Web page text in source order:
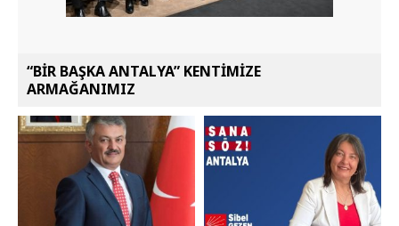
“BİR BAŞKA ANTALYA” KENTİMİZE
ARMAĞANIMIZ